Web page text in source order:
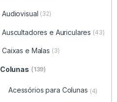
Audiovisual (32)
Auscultadores e Auriculares (43)
Caixas e Malas (3)
Colunas (139)
Acessórios para Colunas (4)